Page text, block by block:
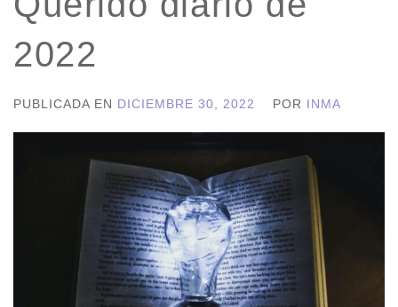
2022
PUBLICADA EN DICIEMBRE 30, 2022 POR INMA